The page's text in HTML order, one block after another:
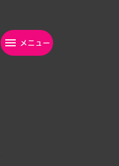
メニュー